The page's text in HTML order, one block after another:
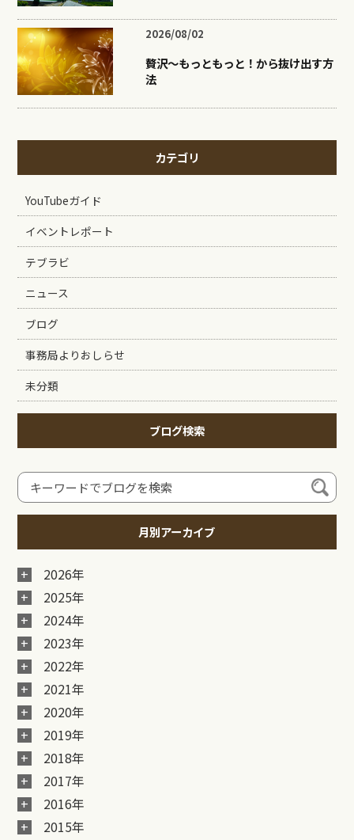
2026/08/02
贅沢〜もっともっと！から抜け出す方
法
カテゴリ
YouTubeガイド
イベントレポート
テブラビ
ニュース
ブログ
事務局よりおしらせ
未分類
ブログ検索
月別アーカイブ
2026年
2025年
2024年
2023年
2022年
2021年
2020年
2019年
2018年
2017年
2016年
2015年